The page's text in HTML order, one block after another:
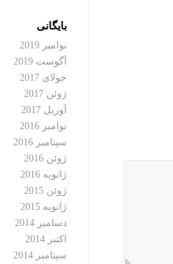
بایگانی
نوامبر 2019
آگوست 2019
جولای 2017
ژوئن 2017
آوریل 2017
نوامبر 2016
سپتامبر 2016
ژوئن 2016
ژانویه 2016
ژوئن 2015
ژانویه 2015
دسامبر 2014
اکتبر 2014
سپتامبر 2014